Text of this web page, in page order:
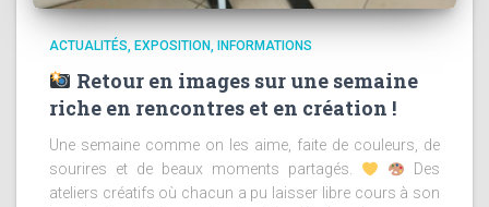
ACTUALITÉS EXPOSITION INFORMATIONS
Retour en images sur une semaine
riche en rencontres et en création !
Une semaine comme on les aime, faite de couleurs, de
sourires et de beaux moments partagés.
Des
ateliers créatifs où chacun a pu laisser libre cours à son